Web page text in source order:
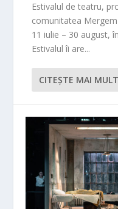
Estivalul de teatru,
comunitatea
11 iulie – 30 august,
Estivalul îi are...
CITEŞTE MAI MULT